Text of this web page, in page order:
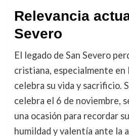
Relevancia
Severo
El legado de San Severo
cristiana, especialmente
celebra su vida y sacrificio.
celebra el 6 de noviembre,
una ocasión para recordar
humildad y valentía ante la